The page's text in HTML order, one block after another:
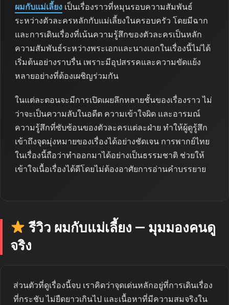
ผมกับแม่เลี้ยง เป็นเรื่องราวที่หมุนรอบความสัมพันธ์
ระหว่างตัวละครหลักกับแม่เลี้ยงในครอบครัว โดยมีฉาก
และการเดินเรื่องที่เน้นความรู้สึกของตัวละครเป็นหลัก
ความสัมพันธ์ระหว่างพระเอกและนางเอกในเรื่องนี้ไม่ได้
เริ่มต้นอย่างราบรื่น เพราะมีอุปสรรคและความขัดแย้ง
หลายอย่างที่ต้องเผชิญร่วมกัน
ในแต่ละตอนจะมีการเปิดเผยลึกหลายชั้นของเรื่องราว ไม่
ว่าจะเป็นความลับในอดีต ความเข้าใจผิด และอารมณ์
ความรู้สึกที่ซับซ้อนของตัวละครแต่ละฝ่าย ทำให้ผู้ดูรู้สึก
เข้าถึงจุดมุ่งหมายของเรื่องได้อย่างชัดเจน การพากย์ไทย
ในเรื่องนี้ถือว่าทำออกมาได้อย่างเป็นธรรมชาติ ช่วยให้
เข้าใจเนื้อเรื่องได้ดีโดยไม่ต้องอาศัยการอ่านคำบรรยาย
รีวิว ผมกับแม่เลี้ยง — มุมมองคนดู
จริง
ส่วนตัวที่ดูเรื่องนี้จบ เราคิดว่าจุดเด่นหลักอยู่ที่การเดินเรื่อง
ที่กระชับ ไม่ยืดยาวเกินไป และเนื้อหาที่มีความสมจริงใน